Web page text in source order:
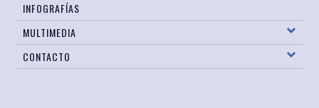
INFOGRAFÍAS
MULTIMEDIA
CONTACTO